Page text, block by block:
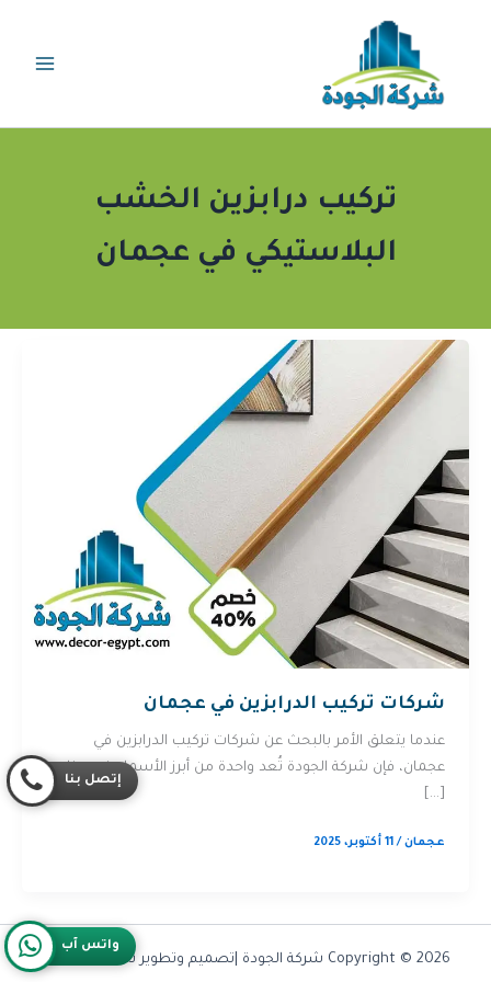
تركيب درابزين الخشب
البلاستيكي في عجمان
شركات تركيب الدرابزين في عجمان
عندما يتعلق الأمر بالبحث عن شركات تركيب الدرابزين في
عجمان، فإن شركة الجودة تُعد واحدة من أبرز الأسماء في هذا
[…]
عجمان/11 أكتوبر، 2025
Copyright © 2026 شركة الجودة |تصميم وتطوير شركة Olymoo
واتس آب
إتصل بنا